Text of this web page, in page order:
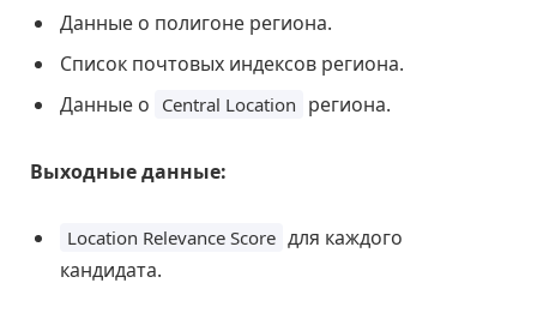
Данные о полигоне региона.
Список почтовых индексов региона.
Данные о Central Location региона.
Выходные данные:
Location Relevance Score для каждого
кандидата.